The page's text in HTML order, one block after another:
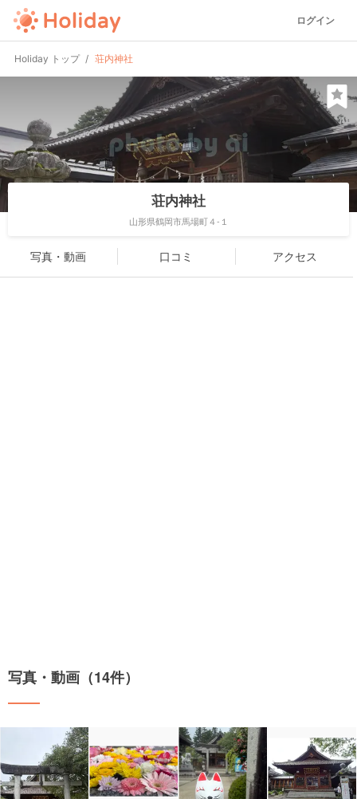
ログイン
Holiday トップ 荘内神社
荘内神社
山形県鶴岡市馬場町４-１
写真・動画 口コミ アクセス
写真・動画（14件）